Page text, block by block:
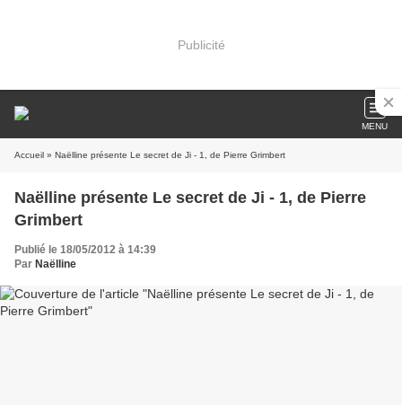
Publicité
MENU
Accueil » Naëlline présente Le secret de Ji - 1, de Pierre Grimbert
Naëlline présente Le secret de Ji - 1, de Pierre
Grimbert
Publié le 18/05/2012 à 14:39
Par Naëlline